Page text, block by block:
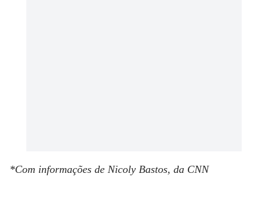
*Com informações de Nicoly Bastos, da CNN